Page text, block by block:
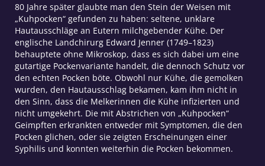
80 Jahre später glaubte man den Stein der Weisen mit
„Kuhpocken“ gefunden zu haben: seltene, unklare
Hautausschläge an Eutern milchgebender Kühe. Der
englische Landchirurg Edward Jenner (1749–1823)
behauptete ohne Mikroskop, dass es sich dabei um eine
gutartige Pockenvariante handelt, die dennoch Schutz vor
den echten Pocken böte. Obwohl nur Kühe, die gemolken
wurden, den Hautausschlag bekamen, kam ihm nicht in
den Sinn, dass die Melkerinnen die Kühe infizierten und
nicht umgekehrt. Die mit Abstrichen von „Kuhpocken“
Geimpften erkrankten entweder mit Symptomen, die den
Pocken glichen, oder sie zeigten Erscheinungen einer
Syphilis und konnten weiterhin die Pocken bekommen.